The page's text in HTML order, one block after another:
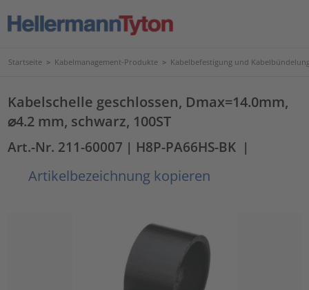
Startseite > Kabelmanagement-Produkte > Kabelbefestigung und
Kabelschelle geschlossen, Dmax=14.0mm,
⌀4.2 mm, schwarz, 100ST
Art.-Nr. 211-60007 | H8P-PA66HS-BK |
Artikelbezeichnung kopieren